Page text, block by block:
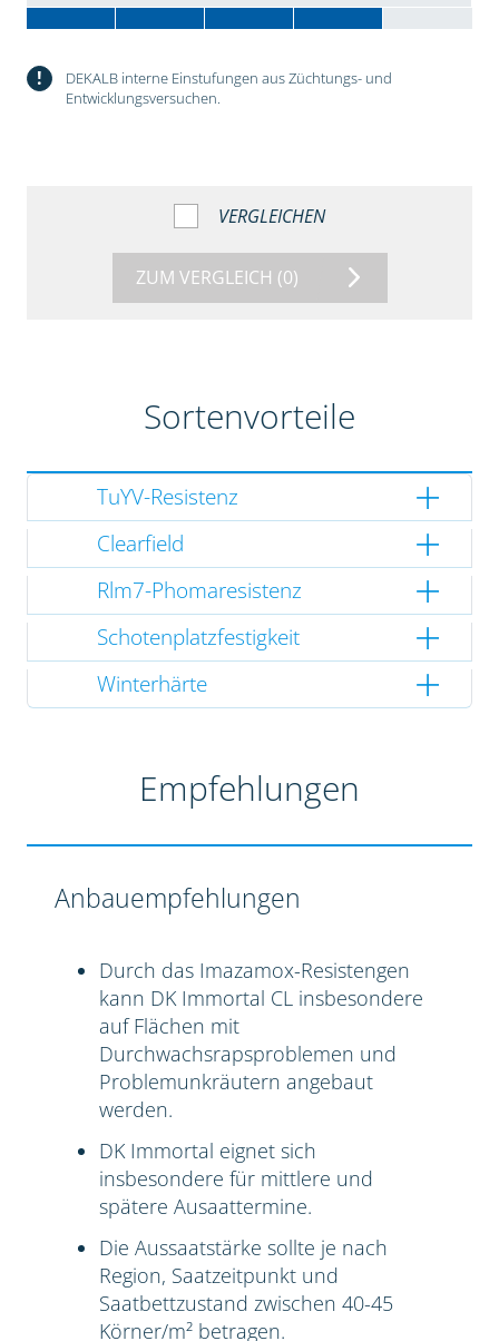
!
DEKALB interne Einstufungen aus Züchtungs- und
Entwicklungsversuchen.
VERGLEICHEN
ZUM VERGLEICH (0)
Sortenvorteile
TuYV-Resistenz
Clearfield
Rlm7-Phomaresistenz
Schotenplatzfestigkeit
Winterhärte
Empfehlungen
Anbauempfehlungen
Durch das Imazamox-Resistengen
kann DK Immortal CL insbesondere
auf Flächen mit
Durchwachsrapsproblemen und
Problemunkräutern angebaut
werden.
DK Immortal eignet sich
insbesondere für mittlere und
spätere Ausaattermine.
Die Aussaatstärke sollte je nach
Region, Saatzeitpunkt und
Saatbettzustand zwischen 40-45
Körner/m² betragen.